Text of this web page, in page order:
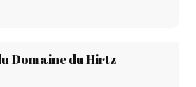
Domaine du Hirtz